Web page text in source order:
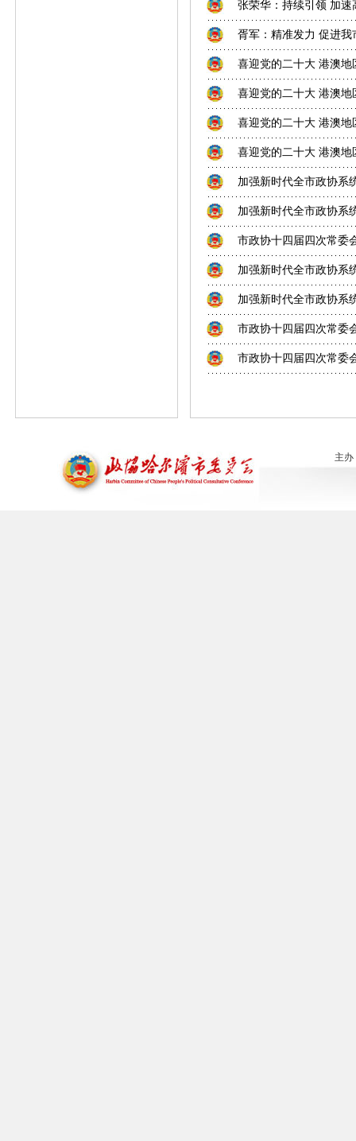
张荣华：持续引领 加
胥军：精准发力 促进我
喜迎党的二十大 港澳
喜迎党的二十大 港澳
喜迎党的二十大 港澳
喜迎党的二十大 港澳
加强新时代全市政协系
加强新时代全市政协系
市政协十四届四次常委
加强新时代全市政协系
加强新时代全市政协系
市政协十四届四次常委
市政协十四届四次常委
主